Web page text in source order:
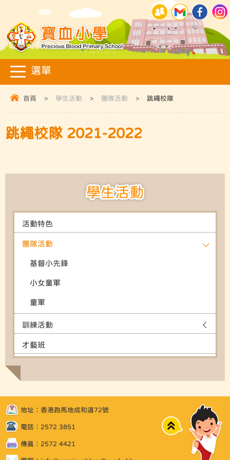
首頁 > 學生活動 > 團隊活動 > 跳繩校隊
跳繩校隊 2021-2022
學生活動
活動特色
團隊活動
基督小先鋒
小女童軍
童軍
訓練活動
才藝班
地址：香港跑馬地成和道72號
電話：2572 3851
傳真：2572 4421
Top